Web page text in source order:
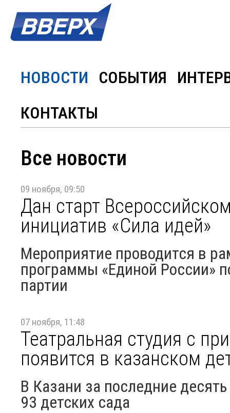
НОВОСТИ СОБЫТИЯ
КОНТАКТЫ
Все новости
09 ноября, 09:50
Дан старт
инициатив «Сила идей»
Мероприятие проводится в
программы «Единой России»
партии
07 ноября, 11:48
Театральная студия с
появится в казанском
В Казани за последние
93 детских сада